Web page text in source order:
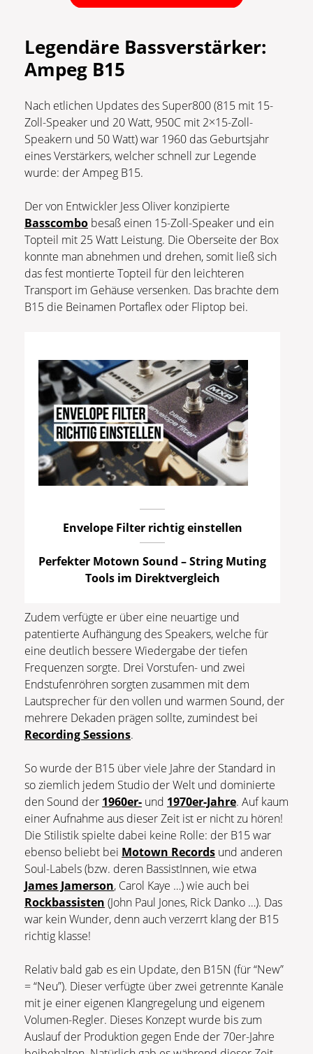
Legendäre Bassverstärker:
Ampeg B15
Nach etlichen Updates des Super800 (815 mit 15-
Zoll-Speaker und 20 Watt, 950C mit 2×15-Zoll-
Speakern und 50 Watt) war 1960 das Geburtsjahr
eines Verstärkers, welcher schnell zur Legende
wurde: der Ampeg B15.
Der von Entwickler Jess Oliver konzipierte
Basscombo besaß einen 15-Zoll-Speaker und ein
Topteil mit 25 Watt Leistung. Die Oberseite der Box
konnte man abnehmen und drehen, somit ließ sich
das fest montierte Topteil für den leichteren
Transport im Gehäuse versenken. Das brachte dem
B15 die Beinamen Portaflex oder Fliptop bei.
Envelope Filter richtig einstellen
Perfekter Motown Sound – String Muting
Tools im Direktvergleich
Zudem verfügte er über eine neuartige und
patentierte Aufhängung des Speakers, welche für
eine deutlich bessere Wiedergabe der tiefen
Frequenzen sorgte. Drei Vorstufen- und zwei
Endstufenröhren sorgten zusammen mit dem
Lautsprecher für den vollen und warmen Sound, der
mehrere Dekaden prägen sollte, zumindest bei
Recording Sessions.
So wurde der B15 über viele Jahre der Standard in
so ziemlich jedem Studio der Welt und dominierte
den Sound der 1960er- und 1970er-Jahre. Auf kaum
einer Aufnahme aus dieser Zeit ist er nicht zu hören!
Die Stilistik spielte dabei keine Rolle: der B15 war
ebenso beliebt bei Motown Records und anderen
Soul-Labels (bzw. deren BassistInnen, wie etwa
James Jamerson, Carol Kaye …) wie auch bei
Rockbassisten (John Paul Jones, Rick Danko …). Das
war kein Wunder, denn auch verzerrt klang der B15
richtig klasse!
Relativ bald gab es ein Update, den B15N (für “New”
= “Neu”). Dieser verfügte über zwei getrennte Kanäle
mit je einer eigenen Klangregelung und eigenem
Volumen-Regler. Dieses Konzept wurde bis zum
Auslauf der Produktion gegen Ende der 70er-Jahre